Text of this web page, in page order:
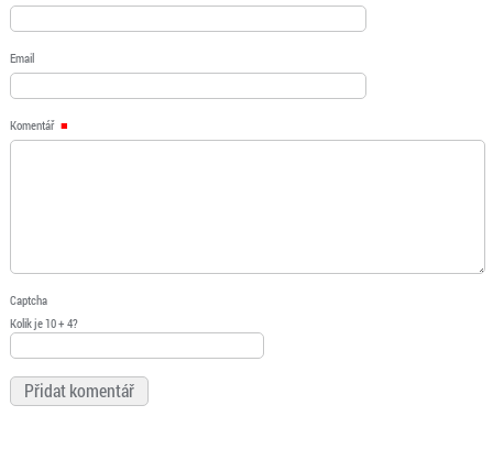
Email
Komentář
Captcha
Kolik je 10 + 4?